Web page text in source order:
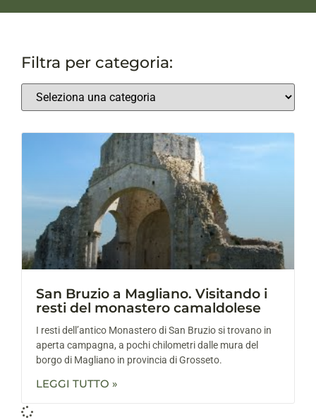
Filtra per categoria:
San Bruzio a Magliano. Visitando i
resti del monastero camaldolese
I resti dell’antico Monastero di San Bruzio si trovano in
aperta campagna, a pochi chilometri dalle mura del
borgo di Magliano in provincia di Grosseto.
LEGGI TUTTO »